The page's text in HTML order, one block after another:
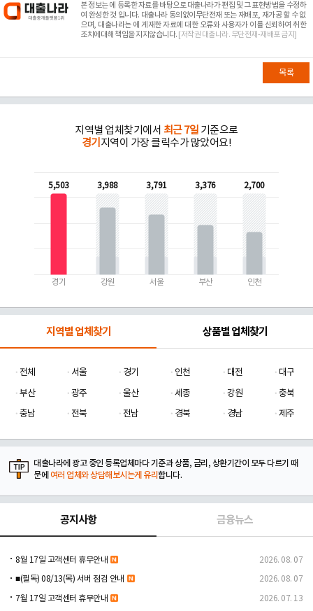
본 정보는에 등록한 자료를 바탕으로 대출나라가 편집 및 그 표현방법을 수정하
여 완성한 것 입니다. 대출나라 동의없이무단전재 또는 재배포, 재가공 할 수 없
으며, 대출나라는 에 게재한 자료에 대한 오류와 사용자가 이를 신뢰하여 취한
조치에대해 책임을 지지않습니다. [저작권 대출나라. 무단전재-재배포 금지]
목록
지역별 업체찾기에서 최근 7일 기준으로
경기 지역이 가장 클릭수가 많았어요!
5,503
경기
3,988
강원
3,791
서울
3,376
부산
2,700
인천
지역별 업체찾기 상품별 업체찾기
전체 서울 경기 인천 대전
대구
부산
광주 울산 세종 강원
충북
충남
전북 전남 경북 경남 제주
대출나라에 광고 중인 등록업체마다 기준과 상품, 금리, 상환기간이 모두 다르기 때
문에 여러 업체와 상담해보시는게 유리합니다.
공지사항 금융뉴스
8월 17일 고객센터 휴무안내 2026. 08. 07
■(필독) 08/13(목) 서버 점검 안내 2026. 08. 07
7월 17일 고객센터 휴무안내 2026. 07. 13